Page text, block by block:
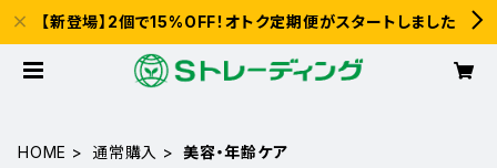
【新登場】2個で15%OFF！オトク定期便がスタートしました
HOME 通常購入 美容・年齢ケア